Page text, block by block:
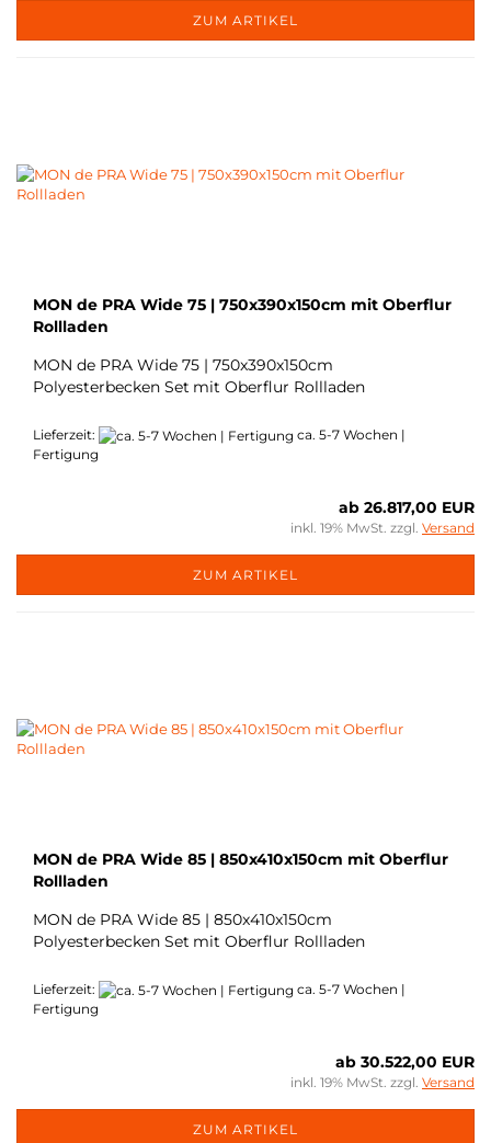
ZUM ARTIKEL
MON de PRA Wide 75 | 750x390x150cm mit Oberflur
Rollladen
MON de PRA Wide 75 | 750x390x150cm
Polyesterbecken Set mit Oberflur Rollladen
Lieferzeit:
ca. 5-7 Wochen |
Fertigung
ab 26.817,00 EUR
inkl. 19% MwSt. zzgl. Versand
ZUM ARTIKEL
MON de PRA Wide 85 | 850x410x150cm mit Oberflur
Rollladen
MON de PRA Wide 85 | 850x410x150cm
Polyesterbecken Set mit Oberflur Rollladen
Lieferzeit:
ca. 5-7 Wochen |
Fertigung
ab 30.522,00 EUR
inkl. 19% MwSt. zzgl. Versand
ZUM ARTIKEL